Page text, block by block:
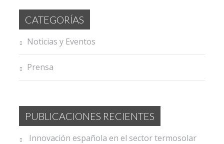
CATEGORÍAS
Noticias y Eventos
Prensa
PUBLICACIONES RECIENTES
Innovación española en el sector termosolar